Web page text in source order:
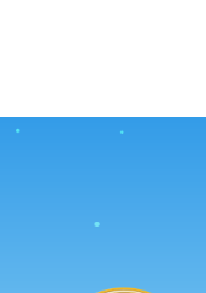
บายและประมวลแนวปฏิบัติ
ความมั่นคงปลอดภัยไซเบอร์